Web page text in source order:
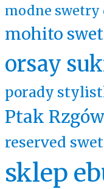
modne swetry
mohito
orsay
porady
Ptak Rzgów
reserved
sklep